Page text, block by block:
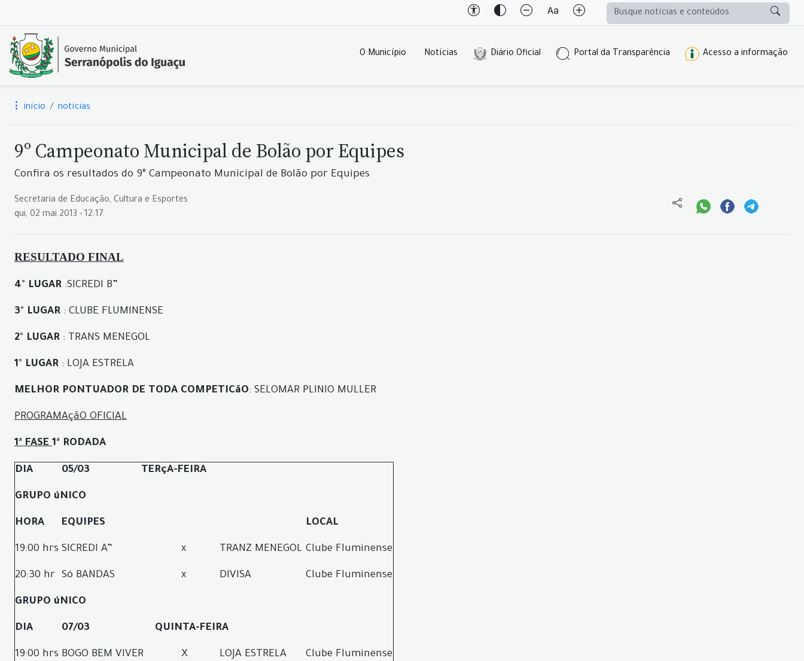
O Município Notícias Diário Oficial Portal da Transparência Acesso a informação
início notícias
9º Campeonato Municipal de Bolão por Equipes
Confira os resultados do 9° Campeonato Municipal de Bolão por Equipes
Secretaria de Educação, Cultura e Esportes
qui, 02 mai 2013 - 12:17
RESULTADO FINAL
4° LUGAR :SICREDI B”
3° LUGAR : CLUBE FLUMINENSE
2° LUGAR : TRANS MENEGOL
1° LUGAR : LOJA ESTRELA
MELHOR PONTUADOR DE TODA COMPETICãO: SELOMAR PLINIO MULLER
PROGRAMAçãO OFICIAL
1ª FASE 1ª RODADA
DIA 05/03 TERçA-FEIRA
GRUPO úNICO
HORA EQUIPES LOCAL
19:00 hrs SICREDI A” x TRANZ MENEGOL Clube Fluminense
20:30 hr Só BANDAS x DIVISA Clube Fluminense
GRUPO úNICO
DIA 07/03 QUINTA-FEIRA
19:00 hrs BOGO BEM VIVER X LOJA ESTRELA Clube Fluminense